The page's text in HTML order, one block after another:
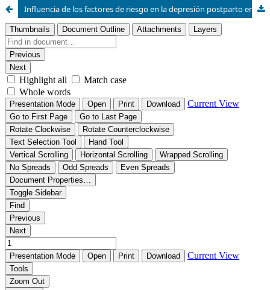
Influencia de los factores de riesgo en la depresión postparto en mujeres de edad fértil